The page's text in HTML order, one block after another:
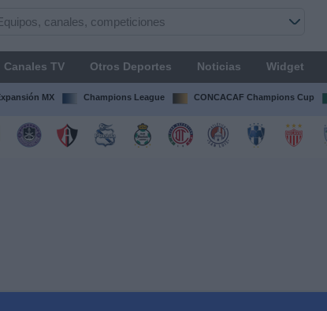
Canales TV Otros Deportes Noticias Widget
MX Champions League CONCACAF Champions Cup